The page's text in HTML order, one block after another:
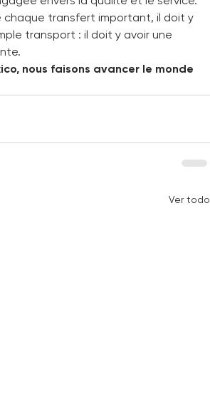
le soutien d’une équipe
envers la qualité et le service.
chaque transfert important, il doit y
transport : il doit y avoir une
nous faisons avancer le monde